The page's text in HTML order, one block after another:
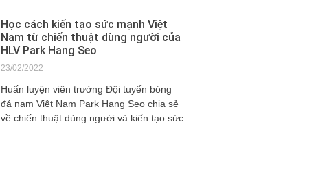
Học cách kiến tạo sức mạnh Việt
Nam từ chiến thuật dùng người của
HLV Park Hang Seo
23/02/2022
Huấn luyện viên trưởng Đội tuyển bóng
đá nam Việt Nam Park Hang Seo chia sẻ
về chiến thuật dùng người và kiến tạo sức